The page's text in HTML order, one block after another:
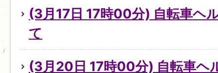
(3月17日 17時00分) 自転車ヘ
て
(3月20日 17時00分) 自転車ヘ